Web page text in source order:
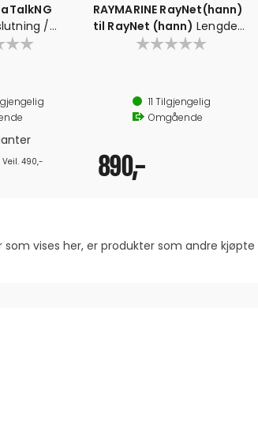
/
Veil. 490,-
RAYMARINE RayNet(hann)
til RayNet (hann) Lengde
11 Tilgjengelig
Omgående
890,-
som vises her, er produkter som andre